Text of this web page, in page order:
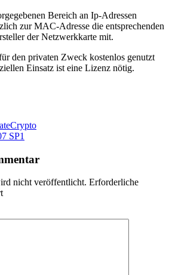
Bereich an Ip-Adressen
zur MAC-Adresse die entsprechenden
der Netzwerkkarte mit.
den privaten Zweck kostenlos genutzt
Einsatz ist eine Lizenz nötig.
SP1
nicht veröffentlicht. Erforderliche